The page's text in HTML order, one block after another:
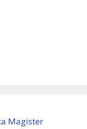
Magister